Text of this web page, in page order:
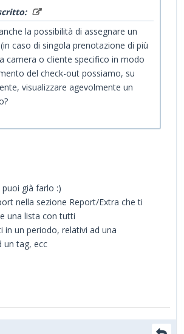
la possibilità di assegnare un
caso di singola prenotazione di più
camera o cliente specifico in modo
del check-out possiamo, su
visualizzare agevolmente un
già farlo :)
nella sezione Report/Extra che ti
una lista con tutti
in un periodo, relativi ad una
un tag, ecc